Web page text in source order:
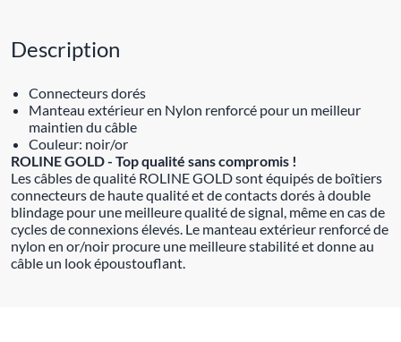
Description
Connecteurs dorés
Manteau extérieur en Nylon renforcé pour un meilleur
maintien du câble
Couleur: noir/or
ROLINE GOLD - Top qualité sans compromis !
Les câbles de qualité ROLINE GOLD sont équipés de boîtiers
connecteurs de haute qualité et de contacts dorés à double
blindage pour une meilleure qualité de signal, même en cas de
cycles de connexions élevés. Le manteau extérieur renforcé de
nylon en or/noir procure une meilleure stabilité et donne au
câble un look époustouflant.